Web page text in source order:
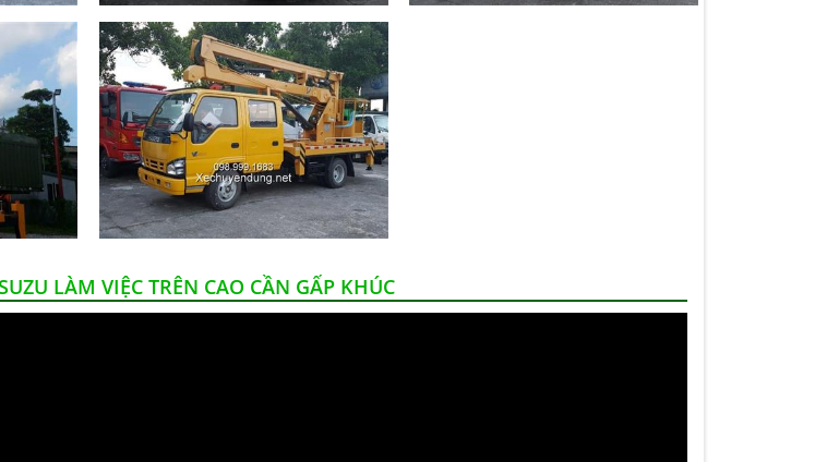
LÀM VIỆC TRÊN CAO CẦN GẤP KHÚC